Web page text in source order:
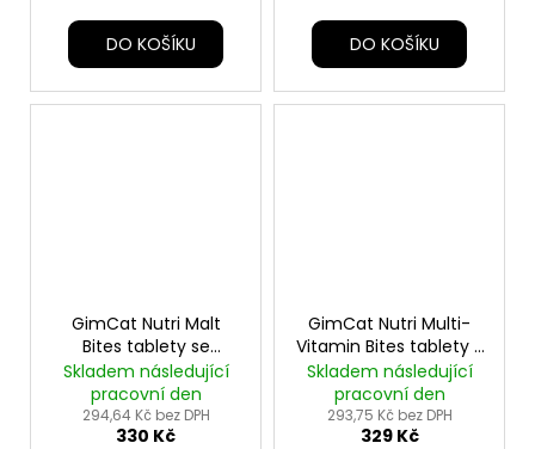
DO KOŠÍKU DO KOŠÍKU
GimCat Nutri Malt
Bites tablety se
slad.extraktem 425g
Skladem následující
pracovní den
294,64 Kč bez DPH
330 Kč
GimCat Nutri Multi-
Vitamin Bites tablety s
kuřetem425g
Skladem následující
pracovní den
293,75 Kč bez DPH
329 Kč